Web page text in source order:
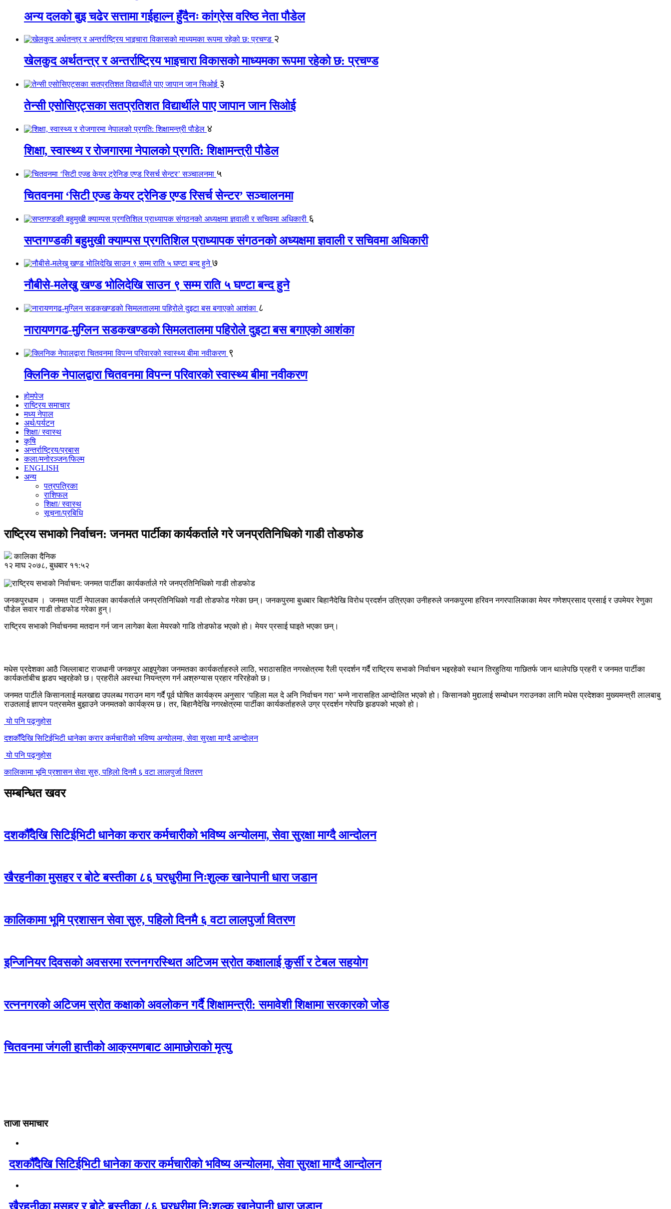
अन्य दलको बुइ चढेर सत्तामा गईहाल्न हुँदैनः कांग्रेस वरिष्ठ नेता पौडेल
२
खेलकुद अर्थतन्त्र र अन्तर्राष्ट्रिय भाइचारा विकासको माध्यमका रूपमा रहेको छ: प्रचण्ड
३
तेन्सी एसोसिएट्सका सतप्रतिशत विद्यार्थीले पाए जापान जान सिओई
४
शिक्षा, स्वास्थ्य र रोजगारमा नेपालको प्रगति: शिक्षामन्त्री पौडेल
५
चितवनमा ‘सिटी एज्ड केयर ट्रेनिङ एण्ड रिसर्च सेन्टर’ सञ्चालनमा
६
सप्तगण्डकी बहुमुखी क्याम्पस प्रगतिशिल प्राध्यापक संगठनको अध्यक्षमा ज्ञवाली र सचिवमा अधिकारी
७
नौबीसे-मलेखु खण्ड भोलिदेखि साउन ९ सम्म राति ५ घण्टा बन्द हुने
८
नारायणगढ-मुग्लिन सडकखण्डको सिमलतालमा पहिरोले दुइटा बस बगाएको आशंका
९
क्लिनिक नेपालद्वारा चितवनमा विपन्न परिवारको स्वास्थ्य बीमा नवीकरण
होमपेज
राष्ट्रिय समाचार
मध्य नेपाल
अर्थ/पर्यटन
शिक्षा/ स्वास्थ
कृषि
अन्तर्राष्ट्रिय/प्रबास
कला/मनोरञ्जन/फिल्म
ENGLISH
अन्य
पत्रपत्रिका
राशिफल
शिक्षा/ स्वास्थ
सूचना/प्रबिधि
राष्ट्रिय सभाको निर्वाचन: जनमत पार्टीका कार्यकर्ताले गरे जनप्रतिनिधिको गाडी तोडफोड
कालिका दैनिक
१२ माघ २०७८, बुधबार ११:५२
जनकपुरधाम । जनमत पार्टी नेपालका कार्यकर्ताले जनप्रतिनिधिको गाडी तोडफोड गरेका छन्। जनकपुरमा बुधबार बिहानैदेखि विरोध प्रदर्शन उत्रिएका उनीहरुले जनकपुरमा हरिवन नगरपालिकाका मेयर गणेशप्रसाद प्रसाई र उपमेयर रेणुका
पौडेल सवार गाडी तोडफोड गरेका हुन्।
राष्ट्रिय सभाको निर्वाचनमा मतदान गर्न जान लागेका बेला मेयरको गाडि तोडफोड भएको हो। मेयर प्रसाई घाइते भएका छन्।
मधेस प्रदेशका आठै जिल्लाबाट राजधानी जनकपुर आइपुगेका जनमतका कार्यकर्ताहरुले लाठि, भराठासहित नगरक्षेत्रमा रैली प्रदर्शन गर्दै राष्ट्रिय सभाको निर्वाचन भइरहेको स्थान तिरहुतिया गाछितर्फ जान थालेपछि प्रहरी र जनमत पार्टीका
कार्यकर्ताबीच झडप भइरहेको छ। प्रहरीले अवस्था नियन्त्रण गर्न अश्रुग्यास प्रहार गरिरहेको छ।
जनमत पार्टीले किसानलाई मलखाद्य उपलब्ध गराउन माग गर्दै पूर्व घोषित कार्यक्रम अनुसार ‘पहिला मल दे अनि निर्वाचन गरा’ भन्ने नारासहित आन्दोलित भएको हो। किसानको मुद्दालाई सम्बोधन गराउनका लागि मधेस प्रदेशका मुख्यमन्त्री लालबाबु
राउतलाई ज्ञापन पत्रसमेत बुझाउने जनमतको कार्यक्रम छ। तर, बिहानैदेखि नगरक्षेत्रमा पार्टीका कार्यकर्ताहरुले उग्र प्रदर्शन गरेपछि झडपको भएको हो।
यो पनि पढ्नुहोस
दशकौँदेखि सिटिईभिटी धानेका करार कर्मचारीको भविष्य अन्योलमा, सेवा सुरक्षा माग्दै आन्दोलन
यो पनि पढ्नुहोस
कालिकामा भूमि प्रशासन सेवा सुरु, पहिलो दिनमै ६ वटा लालपुर्जा वितरण
सम्बन्धित खवर
दशकौँदेखि सिटिईभिटी धानेका करार कर्मचारीको भविष्य अन्योलमा, सेवा सुरक्षा माग्दै आन्दोलन
खैरहनीका मुसहर र बोटे बस्तीका ८६ घरधुरीमा निःशुल्क खानेपानी धारा जडान
कालिकामा भूमि प्रशासन सेवा सुरु, पहिलो दिनमै ६ वटा लालपुर्जा वितरण
इन्जिनियर दिवसको अवसरमा रत्ननगरस्थित अटिजम स्रोत कक्षालाई कुर्सी र टेबल सहयोग
रत्ननगरको अटिजम स्रोत कक्षाको अवलोकन गर्दै शिक्षामन्त्री: समावेशी शिक्षामा सरकारको जोड
चितवनमा जंगली हात्तीको आक्रमणबाट आमाछोराको मृत्यु
ताजा समाचार
दशकौँदेखि सिटिईभिटी धानेका करार कर्मचारीको भविष्य अन्योलमा, सेवा सुरक्षा माग्दै आन्दोलन
खैरहनीका मुसहर र बोटे बस्तीका ८६ घरधुरीमा निःशुल्क खानेपानी धारा जडान